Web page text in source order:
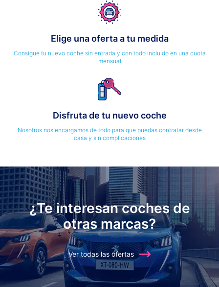
Elige una oferta a tu medida
Consigue tu nuevo coche sin entrada y con todo incluido en una cuota
mensual
Disfruta de tu nuevo coche
Nosotros nos encargamos de todo para que puedas contratar desde
casa y sin complicaciones
¿Te interesan coches de
otras marcas?
Ver todas las ofertas